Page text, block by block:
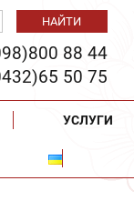
88 44
50 75
УСЛУГИ